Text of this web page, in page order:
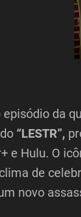
episódio da
“LESTR”,
e Hulu. O
de
novo